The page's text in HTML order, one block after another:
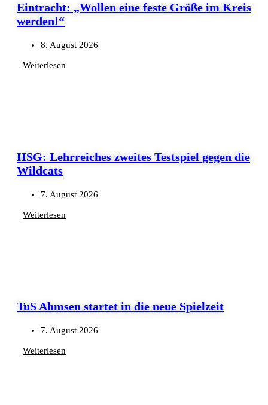
Eintracht: „Wollen eine feste Größe im Kreis
werden!“
8. August 2026
Weiterlesen
HSG: Lehrreiches zweites Testspiel gegen die
Wildcats
7. August 2026
Weiterlesen
TuS Ahmsen startet in die neue Spielzeit
7. August 2026
Weiterlesen